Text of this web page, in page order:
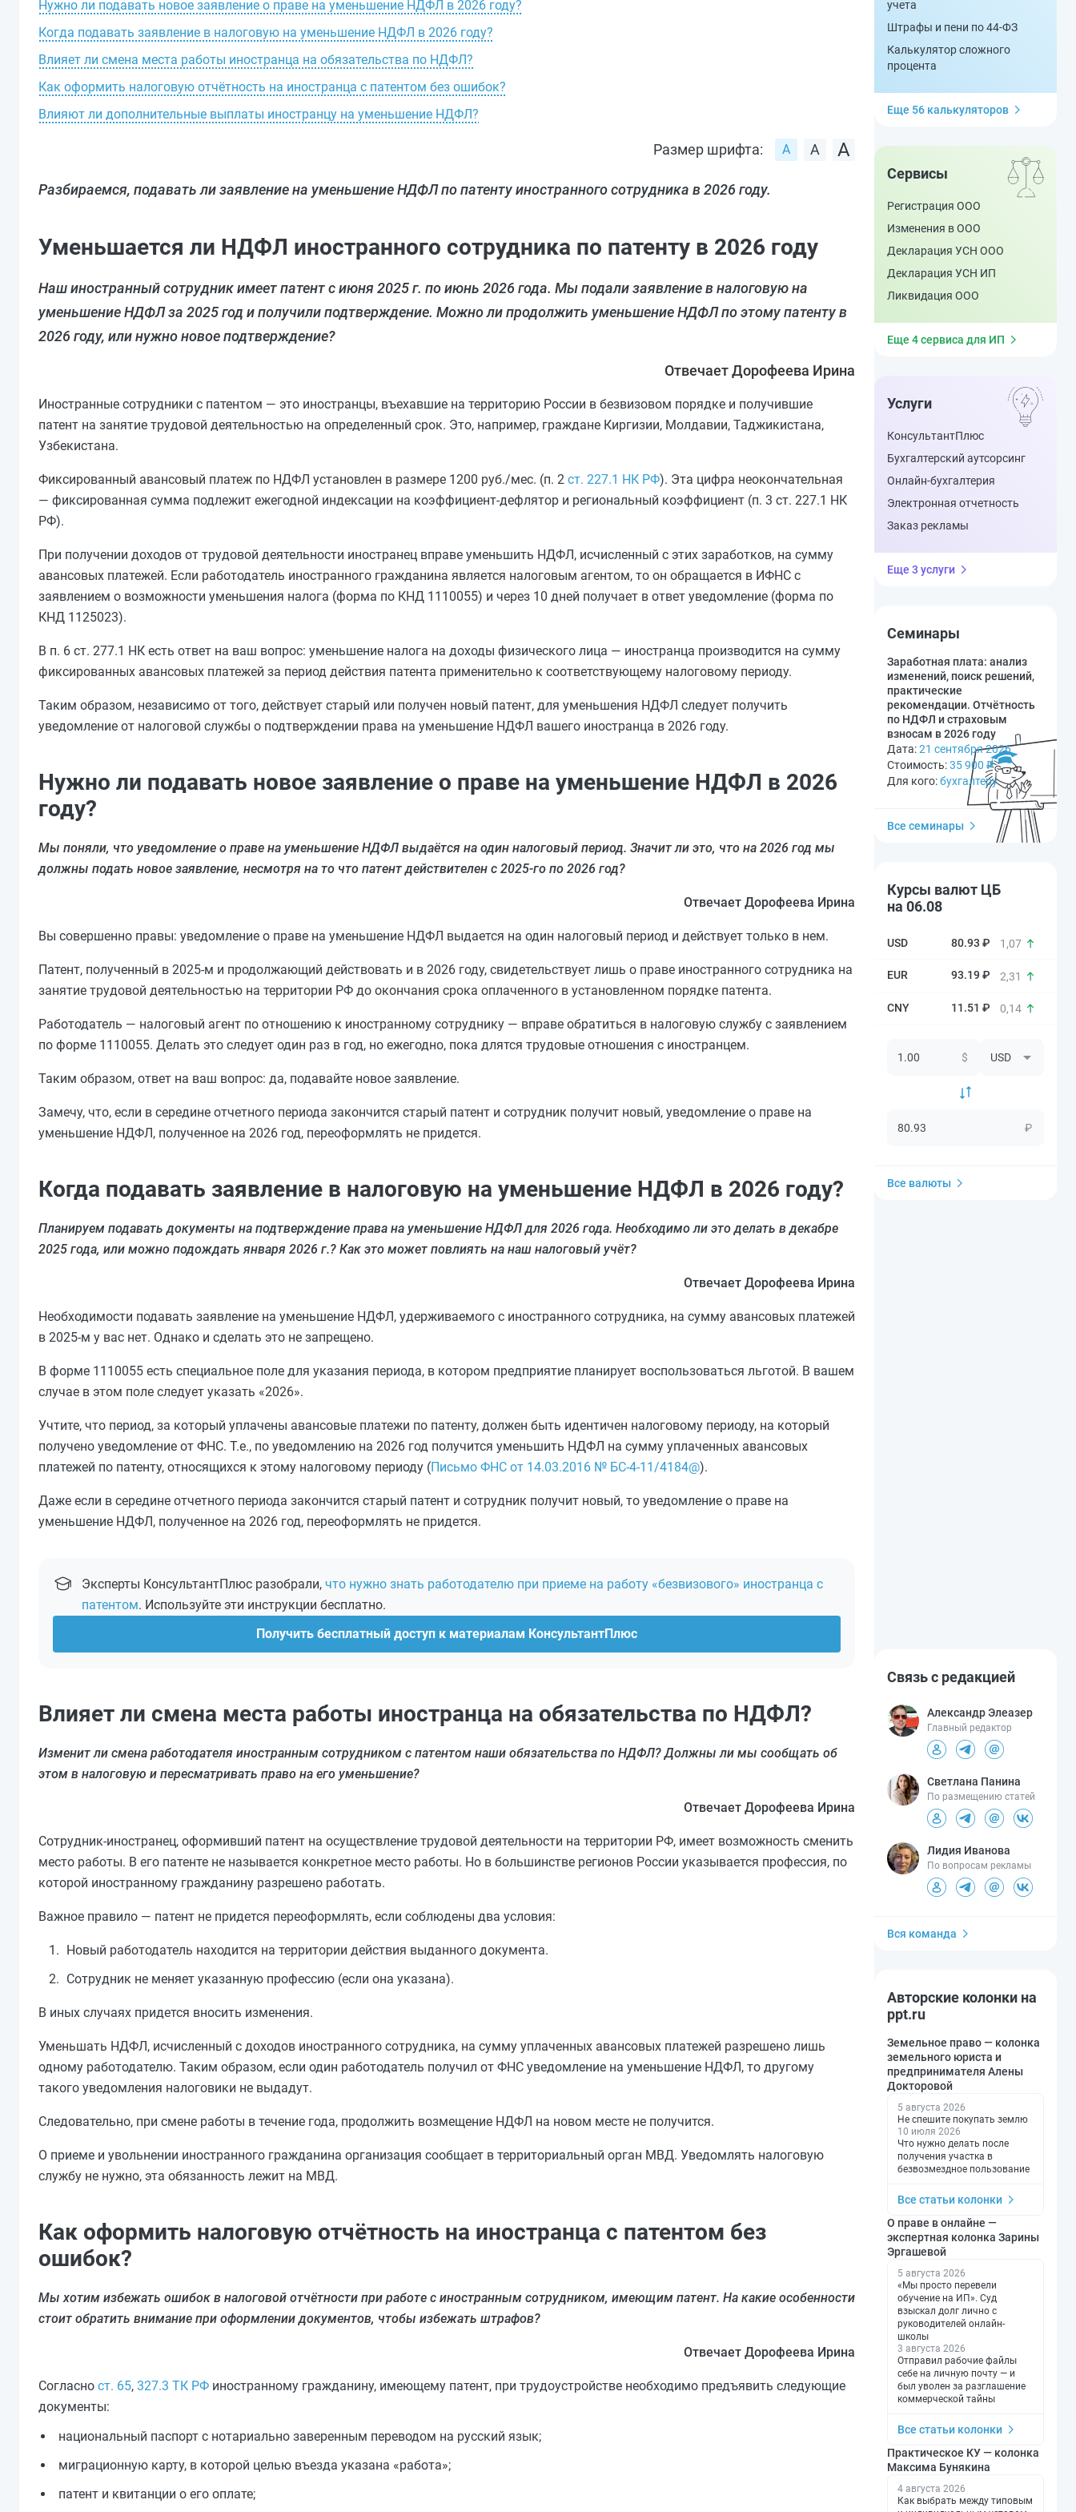
Нужно ли подавать новое заявление о праве на уменьшение НДФЛ в 2026 году?
Когда подавать заявление в налоговую на уменьшение НДФЛ в 2026 году?
Влияет ли смена места работы иностранца на обязательства по НДФЛ?
Как оформить налоговую отчётность на иностранца с патентом без ошибок?
Влияют ли дополнительные выплаты иностранцу на уменьшение НДФЛ?
Размер шрифта:
Разбираемся, подавать ли заявление на уменьшение НДФЛ по патенту иностранного сотрудника в 2026 году.
Уменьшается ли НДФЛ иностранного сотрудника по патенту в 2026 году
Наш иностранный сотрудник имеет патент с июня 2025 г. по июнь 2026 года. Мы подали заявление в налоговую на
уменьшение НДФЛ за 2025 год и получили подтверждение. Можно ли продолжить уменьшение НДФЛ по этому патенту в
2026 году, или нужно новое подтверждение?
Отвечает Дорофеева Ирина
Иностранные сотрудники с патентом — это иностранцы, въехавшие на территорию России в безвизовом порядке и получившие
патент на занятие трудовой деятельностью на определенный срок. Это, например, граждане Киргизии, Молдавии, Таджикистана,
Узбекистана.
Фиксированный авансовый платеж по НДФЛ установлен в размере 1200 руб./мес. (п. 2 ст. 227.1 НК РФ). Эта цифра неокончательная
— фиксированная сумма подлежит ежегодной индексации на коэффициент-дефлятор и региональный коэффициент (п. 3 ст. 227.1 НК
РФ).
При получении доходов от трудовой деятельности иностранец вправе уменьшить НДФЛ, исчисленный с этих заработков, на сумму
авансовых платежей. Если работодатель иностранного гражданина является налоговым агентом, то он обращается в ИФНС с
заявлением о возможности уменьшения налога (форма по КНД 1110055) и через 10 дней получает в ответ уведомление (форма по
КНД 1125023).
В п. 6 ст. 277.1 НК есть ответ на ваш вопрос: уменьшение налога на доходы физического лица — иностранца производится на сумму
фиксированных авансовых платежей за период действия патента применительно к соответствующему налоговому периоду.
Таким образом, независимо от того, действует старый или получен новый патент, для уменьшения НДФЛ следует получить
уведомление от налоговой службы о подтверждении права на уменьшение НДФЛ вашего иностранца в 2026 году.
Нужно ли подавать новое заявление о праве на уменьшение НДФЛ в 2026
году?
Мы поняли, что уведомление о праве на уменьшение НДФЛ выдаётся на один налоговый период. Значит ли это, что на 2026 год мы
должны подать новое заявление, несмотря на то что патент действителен с 2025-го по 2026 год?
Отвечает Дорофеева Ирина
Вы совершенно правы: уведомление о праве на уменьшение НДФЛ выдается на один налоговый период и действует только в нем.
Патент, полученный в 2025-м и продолжающий действовать и в 2026 году, свидетельствует лишь о праве иностранного сотрудника на
занятие трудовой деятельностью на территории РФ до окончания срока оплаченного в установленном порядке патента.
Работодатель — налоговый агент по отношению к иностранному сотруднику — вправе обратиться в налоговую службу с заявлением
по форме 1110055. Делать это следует один раз в год, но ежегодно, пока длятся трудовые отношения с иностранцем.
Таким образом, ответ на ваш вопрос: да, подавайте новое заявление.
Замечу, что, если в середине отчетного периода закончится старый патент и сотрудник получит новый, уведомление о праве на
уменьшение НДФЛ, полученное на 2026 год, переоформлять не придется.
Когда подавать заявление в налоговую на уменьшение НДФЛ в 2026 году?
Планируем подавать документы на подтверждение права на уменьшение НДФЛ для 2026 года. Необходимо ли это делать в декабре
2025 года, или можно подождать января 2026 г.? Как это может повлиять на наш налоговый учёт?
Отвечает Дорофеева Ирина
Необходимости подавать заявление на уменьшение НДФЛ, удерживаемого с иностранного сотрудника, на сумму авансовых платежей
в 2025-м у вас нет. Однако и сделать это не запрещено.
В форме 1110055 есть специальное поле для указания периода, в котором предприятие планирует воспользоваться льготой. В вашем
случае в этом поле следует указать «2026».
Учтите, что период, за который уплачены авансовые платежи по патенту, должен быть идентичен налоговому периоду, на который
получено уведомление от ФНС. Т.е., по уведомлению на 2026 год получится уменьшить НДФЛ на сумму уплаченных авансовых
платежей по патенту, относящихся к этому налоговому периоду (Письмо ФНС от 14.03.2016 № БС-4-11/4184@).
Даже если в середине отчетного периода закончится старый патент и сотрудник получит новый, то уведомление о праве на
уменьшение НДФЛ, полученное на 2026 год, переоформлять не придется.
Эксперты КонсультантПлюс разобрали, что нужно знать работодателю при приеме на работу «безвизового» иностранца с
патентом. Используйте эти инструкции бесплатно.
Получить бесплатный доступ к материалам КонсультантПлюс
Влияет ли смена места работы иностранца на обязательства по НДФЛ?
Изменит ли смена работодателя иностранным сотрудником с патентом наши обязательства по НДФЛ? Должны ли мы сообщать об
этом в налоговую и пересматривать право на его уменьшение?
Отвечает Дорофеева Ирина
Сотрудник-иностранец, оформивший патент на осуществление трудовой деятельности на территории РФ, имеет возможность сменить
место работы. В его патенте не называется конкретное место работы. Но в большинстве регионов России указывается профессия, по
которой иностранному гражданину разрешено работать.
Важное правило — патент не придется переоформлять, если соблюдены два условия:
Новый работодатель находится на территории действия выданного документа.
Сотрудник не меняет указанную профессию (если она указана).
В иных случаях придется вносить изменения.
Уменьшать НДФЛ, исчисленный с доходов иностранного сотрудника, на сумму уплаченных авансовых платежей разрешено лишь
одному работодателю. Таким образом, если один работодатель получил от ФНС уведомление на уменьшение НДФЛ, то другому
такого уведомления налоговики не выдадут.
Следовательно, при смене работы в течение года, продолжить возмещение НДФЛ на новом месте не получится.
О приеме и увольнении иностранного гражданина организация сообщает в территориальный орган МВД. Уведомлять налоговую
службу не нужно, эта обязанность лежит на МВД.
Как оформить налоговую отчётность на иностранца с патентом без
ошибок?
Мы хотим избежать ошибок в налоговой отчётности при работе с иностранным сотрудником, имеющим патент. На какие особенности
стоит обратить внимание при оформлении документов, чтобы избежать штрафов?
Отвечает Дорофеева Ирина
Согласно ст. 65, 327.3 ТК РФ иностранному гражданину, имеющему патент, при трудоустройстве необходимо предъявить следующие
документы:
национальный паспорт с нотариально заверенным переводом на русский язык;
миграционную карту, в которой целью въезда указана «работа»;
патент и квитанции о его оплате;
учета
Штрафы и пени по 44-ФЗ
Калькулятор сложного
процента
Еще 56 калькуляторов
Сервисы
Регистрация ООО
Изменения в ООО
Декларация УСН ООО
Декларация УСН ИП
Ликвидация ООО
Еще 4 сервиса для ИП
Услуги
КонсультантПлюс
Бухгалтерский аутсорсинг
Онлайн-бухгалтерия
Электронная отчетность
Заказ рекламы
Еще 3 услуги
Семинары
Заработная плата: анализ
изменений, поиск решений,
практические
рекомендации. Отчётность
по НДФЛ и страховым
взносам в 2026 году
Дата:21 сентября 2026
Стоимость:35 900 ₽
Для кого:бухгалтеру
Все семинары
Курсы валют ЦБ
на 06.08
80.93 ₽ 1,07
93.19 ₽ 2,31
11.51 ₽ 0,14
$
₽
Все валюты
Связь с редакцией
Александр Элеазер
Главный редактор
Светлана Панина
По размещению статей
Лидия Иванова
По вопросам рекламы
Вся команда
Авторские колонки на
ppt.ru
Земельное право — колонка
земельного юриста и
предпринимателя Алены
Докторовой
5 августа 2026
Не спешите покупать землю
10 июля 2026
Что нужно делать после
получения участка в
безвозмездное пользование
Все статьи колонки
О праве в онлайне —
экспертная колонка Зарины
Эргашевой
5 августа 2026
«Мы просто перевели
обучение на ИП». Суд
взыскал долг лично с
руководителей онлайн-
школы
3 августа 2026
Отправил рабочие файлы
себе на личную почту — и
был уволен за разглашение
коммерческой тайны
Все статьи колонки
Практическое КУ — колонка
Максима Бунякина
4 августа 2026
Как выбрать между типовым